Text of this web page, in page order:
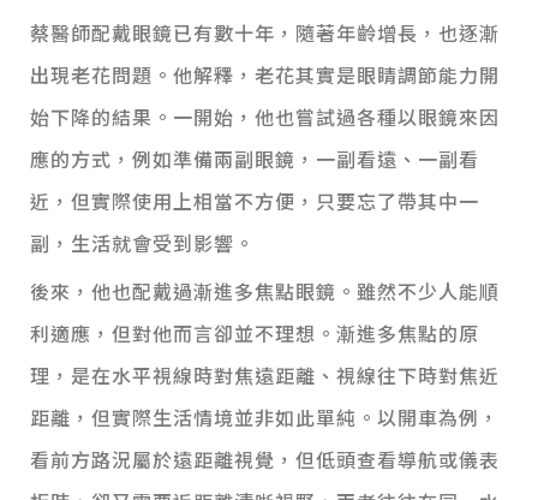
蔡醫師配戴眼鏡已有數十年，隨著年齡增長，也逐漸
出現老花問題。他解釋，老花其實是眼睛調節能力開
始下降的結果。一開始，他也嘗試過各種以眼鏡來因
應的方式，例如準備兩副眼鏡，一副看遠、一副看
近，但實際使用上相當不方便，只要忘了帶其中一
副，生活就會受到影響。
後來，他也配戴過漸進多焦點眼鏡。雖然不少人能順
利適應，但對他而言卻並不理想。漸進多焦點的原
理，是在水平視線時對焦遠距離、視線往下時對焦近
距離，但實際生活情境並非如此單純。以開車為例，
看前方路況屬於遠距離視覺，但低頭查看導航或儀表